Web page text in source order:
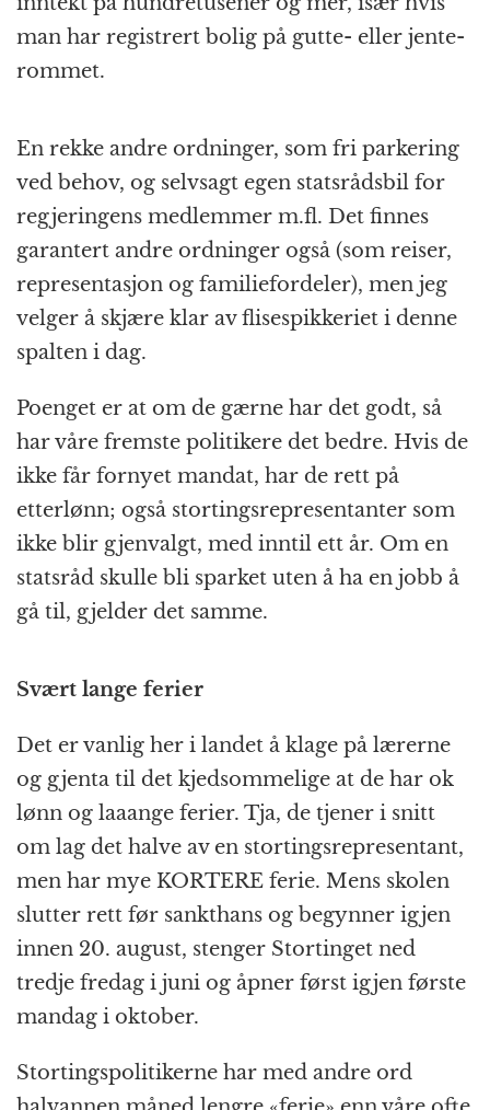
man har registrert bolig på gutte- eller jente­
rommet.
En rekke andre ordninger, som fri parkering
ved behov, og selvsagt egen statsråds­bil for
regjeringens medlemmer m.fl. Det finnes
garantert andre ordninger også (som reiser,
representasjon og familie­fordeler), men jeg
velger å skjære klar av flise­spikkeriet i denne
spalten i dag.
Poenget er at om de gærne har det godt, så
har våre fremste politikere det bedre. Hvis de
ikke får fornyet mandat, har de rett på
etterlønn; også stortings­representant­er som
ikke blir gjenvalgt, med inntil ett år. Om en
statsråd skulle bli sparket uten å ha en jobb å
gå til, gjelder det samme.
Svært lange ferier
Det er vanlig her i landet å klage på lærerne
og gjenta til det kjedsommelige at de har ok
lønn og laaange ferier. Tja, de tjener i snitt
om lag det halve av en stortings­representant,
men har mye KORTERE ferie. Mens skolen
slutter rett før sankthans og begynner igjen
innen 20. august, stenger Stortinget ned
tredje fredag i juni og åpner først igjen første
mandag i oktober.
Stortings­politikerne har med andre ord